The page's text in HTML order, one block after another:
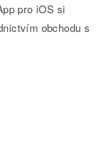
pro iOS si
obchodu s